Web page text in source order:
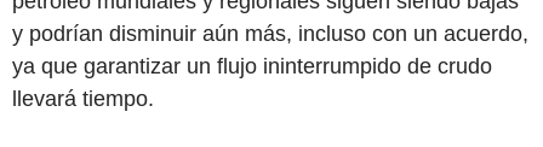
y podrían disminuir aún más, incluso con un acuerdo,
ya que garantizar un flujo ininterrumpido de crudo
llevará tiempo.